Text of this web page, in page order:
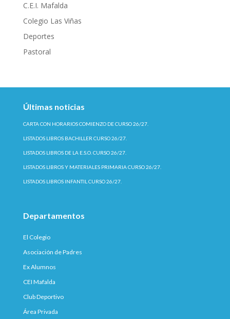
C.E.I. Mafalda
Colegio Las Viñas
Deportes
Pastoral
Últimas noticias
CARTA CON HORARIOS COMIENZO DE CURSO 26/27.
LISTADOS LIBROS BACHILLER CURSO 26/27.
LISTADOS LIBROS DE LA E.S.O. CURSO 26/27.
LISTADOS LIBROS Y MATERIALES PRIMARIA CURSO 26/27.
LISTADOS LIBROS INFANTIL CURSO 26/27.
Departamentos
El Colegio
Asociación de Padres
Ex Alumnos
CEI Mafalda
Club Deportivo
Área Privada